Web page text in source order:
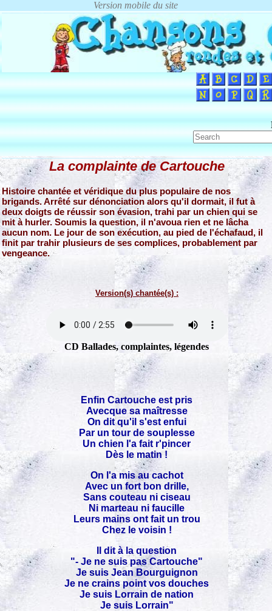
La complainte de Cartouche
Histoire chantée et véridique du plus populaire de nos
brigands. Arrêté sur dénonciation alors qu'il dormait, il fut à
deux doigts de réussir son évasion, trahi par un chien qui se
mit à hurler. Soumis la question, il n'avoua rien et ne lâcha
aucun nom. Le jour de son exécution, au pied de l'échafaud, il
finit par trahir plusieurs de ses complices, probablement par
vengeance.
Version(s) chantée(s) :
CD Ballades, complaintes, légendes
Enfin Cartouche est pris
Avecque sa maîtresse
On dit qu'il s'est enfui
Par un tour de souplesse
Un chien l'a fait r'pincer
Dès le matin !
On l'a mis au cachot
Avec un fort bon drille,
Sans couteau ni ciseau
Ni marteau ni faucille
Leurs mains ont fait un trou
Chez le voisin !
Il dit à la question
"- Je ne suis pas Cartouche"
Je suis Jean Bourguignon
Je ne crains point vos douches
Je suis Lorrain de nation
Je suis Lorrain"